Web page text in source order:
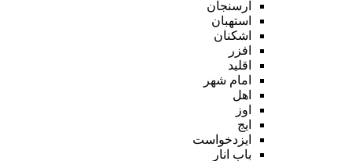
ارسنجان
استهبان
اشکنان
افزر
اقلید
امام شهر
اهل
اوز
ایج
ایزدخواست
باب انار